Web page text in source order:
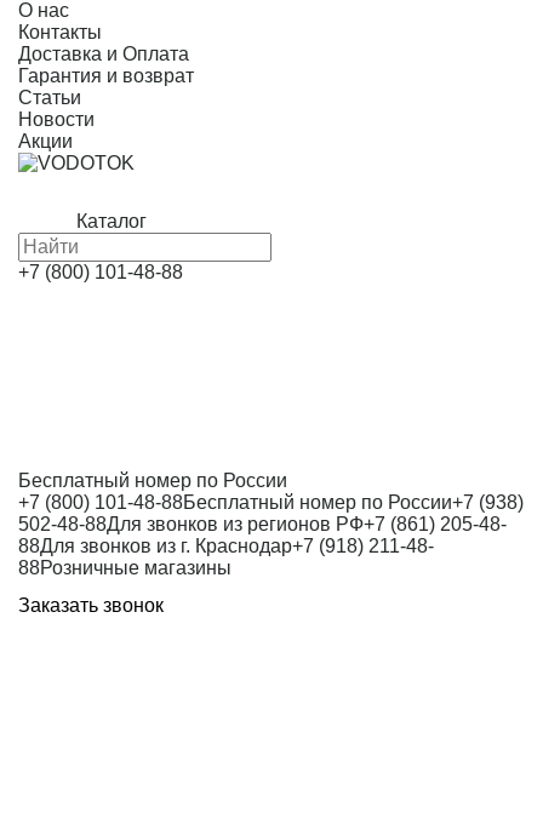
О нас
Контакты
Доставка и Оплата
Гарантия и возврат
Статьи
Новости
Акции
Каталог
+7 (800) 101-48-88
Бесплатный номер по России
+7 (800) 101-48-88Бесплатный номер по России+7 (938)
502-48-88Для звонков из регионов РФ+7 (861) 205-48-
88Для звонков из г. Краснодар+7 (918) 211-48-
88Розничные магазины
Заказать звонок